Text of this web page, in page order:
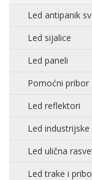
Led antipanik
Led sijalice
Led paneli
Pomoćni pribor
Led reflektori
Led
Led ulična
Led trake i